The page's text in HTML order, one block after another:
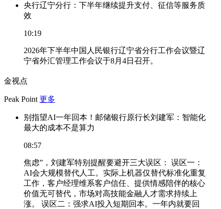
央行辽宁分行：下半年继续提升支付、征信等服务质
效
10:19
2026年下半年中国人民银行辽宁省分行工作会议暨辽
宁省外汇管理工作会议于8月4日召开。
金视点
Peak Point 更多
别指望AI一年回本！邮储银行原行长刘建军：智能化
最大的成本不是算力
08:57
焦虑”，刘建军特别提醒要避开三大误区： 误区一：
AI会大规模替代人工。实际上机器仅替代标准化重复
工作，客户经理维系客户信任、提供情感陪伴的核心
价值无可替代，市场对高技能金融人才需求持续上
涨。 误区二：强求AI投入短期回本。一年内就要回